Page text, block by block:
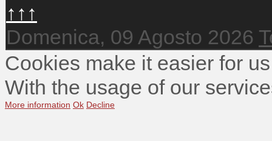
↑↑↑
Domenica, 09 Agosto 2026
Cookies make it easier for
With the usage of our
More information Ok Decline